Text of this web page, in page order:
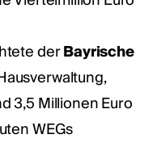
derBayrische
3,5 Millionen Euro
WEGs